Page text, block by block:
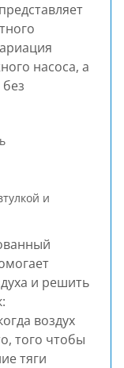
насоса, а
и
и решить
воздух
того чтобы
тяги